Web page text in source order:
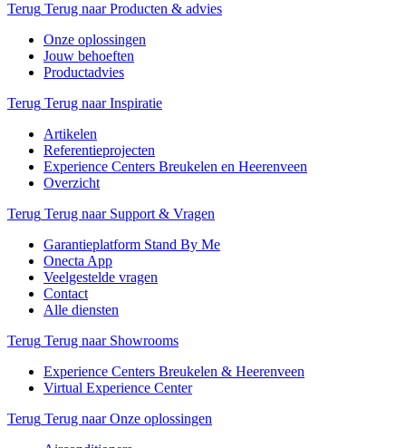
Terug Terug naar Producten & advies
Onze oplossingen
Jouw behoeften
Productadvies
Terug Terug naar Inspiratie
Artikelen
Referentieprojecten
Experience Centers Breukelen en Heerenveen
Overzicht
Terug Terug naar Support & Vragen
Garantieplatform Stand By Me
Onecta App
Veelgestelde vragen
Contact
Alle diensten
Terug Terug naar Showrooms
Experience Centers Breukelen & Heerenveen
Virtual Experience Center
Terug Terug naar Onze oplossingen